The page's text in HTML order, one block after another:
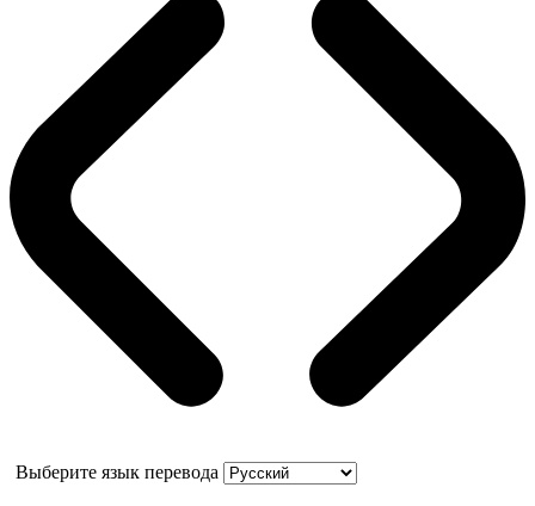
Выберите язык перевода